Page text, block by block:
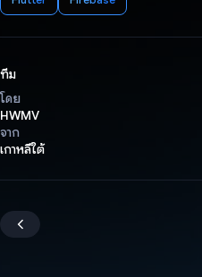
ทีม
โดย
HWMV
จาก
เกาหลีใต้